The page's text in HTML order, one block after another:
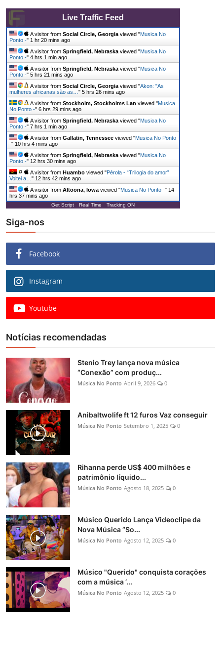
Live Traffic Feed
A visitor from Social Circle, Georgia viewed "Musica No
Ponto -" 1 hr 20 mins ago
A visitor from Springfield, Nebraska viewed "Musica No
Ponto -" 4 hrs 1 min ago
A visitor from Springfield, Nebraska viewed "Musica No
Ponto -" 5 hrs 21 mins ago
A visitor from Social Circle, Georgia viewed "Akon: "As
mulheres africanas são as… " 5 hrs 26 mins ago
A visitor from Stockholm, Stockholms Lan viewed "Musica
No Ponto -" 6 hrs 29 mins ago
A visitor from Springfield, Nebraska viewed "Musica No
Ponto -" 7 hrs 1 min ago
A visitor from Gallatin, Tennessee viewed "Musica No Ponto
-" 10 hrs 4 mins ago
A visitor from Springfield, Nebraska viewed "Musica No
Ponto -" 12 hrs 30 mins ago
A visitor from Huambo viewed "Pérola - “Trilogia do amor”
Voltei a… " 12 hrs 42 mins ago
A visitor from Altoona, Iowa viewed "Musica No Ponto -" 14
hrs 37 mins ago
Get Script Real Time Tracking ON
Siga-nos
Facebook
Instagram
Youtube
Notícias recomendadas
Stenio Trey lança nova música
“Conexão” com produç...
Música No Ponto Abril 9, 2026 0
Anibaltwolife ft 12 furos Vaz conseguir
Música No Ponto Setembro 1, 2025 0
Rihanna perde US$ 400 milhões e
patrimônio líquido...
Música No Ponto Agosto 18, 2025 0
Músico Querido Lança Videoclipe da
Nova Música “So...
Música No Ponto Agosto 12, 2025 0
Músico "Querido" conquista corações
com a música ‘...
Música No Ponto Agosto 12, 2025 0